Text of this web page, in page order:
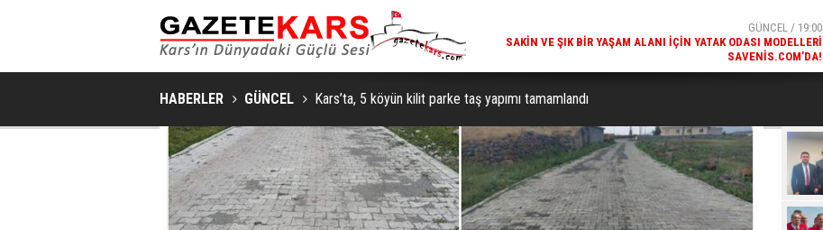
GÜNCEL / 18:38
KARS'IN TURIZM POTANSIYELI BAKÜ'DE TANITILDI
HABERLER GÜNCEL Kars’ta, 5 köyün kilit parke taş yapımı tamamlandı